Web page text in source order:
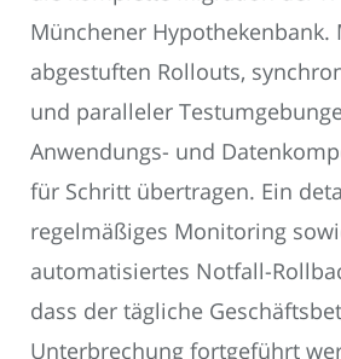
Münchener Hypothekenbank.
abgestuften Rollouts,
und paralleler
Anwendungs- und
für Schritt übertragen. Ein
regelmäßiges Monitoring
automatisiertes Notfall-
dass der tägliche
Unterbrechung fortgeführt